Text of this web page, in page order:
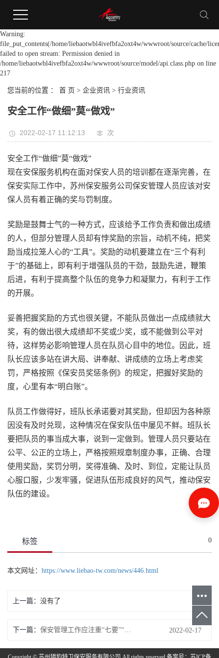
Warning:
file_put_contents(/home/liebaotwbl4ivefbfa2oxt4w/wwwroot/source/cache/
failed to open stream: Permission denied in
/home/liebaotwbl4ivefbfa2oxt4w/wwwroot/source/model/api.class.php on line
217
您当前的位置 ： 首 页 > 企业资讯 > 行业资讯
安全工作“做细”莫“做戏”
2022-02-17 11:12:13 次
安全工作“做细”莫“做戏”
现在安保服务机构在面对保安人员的培训都在逐渐完善，在
保安实际工作中，苏州保安服务公司保安管理人员应该对安
保人员有着正确的奖与罚制度。
奖励是鼓舞士气的一种方式，应该给予工作负责和做出成绩
的人，但部分管理人员却有悖奖励的宗旨，动机不纯，把奖
励当成拉笼人心的“工具”。奖励的动机要建立在“三个有利
于”的基础上，即有利于增强队员的干劲，鼓励先进，鞭策
后进，有利于提高整个队伍的竞争力和凝聚力，有利于工作
的开展。
妥善把握奖励的方式也很关键，不能队员做出一点成绩就大
奖，有的做出很大成绩却不奖或少奖，或不能做到公平对
待，这样势必影响管理人员在队员心目中的地位。因此，班
队长应该多站在讲大局、讲奉献、讲成绩的立场上考虑奖
罚，严格按照《保安员奖惩条例》的规定，把握好奖励的
度，心里有本“明白账”。
队员工作做得好，班队长承诺要对其奖励，但却因为各种原
因没有及时兑现，这种情况在保安队伍中屡见不鲜。班队长
要把队员的事当成大事，说到一定做到。管理人员只要站在
公平、公正的立场上，严格按照规章制度办事，正确、合理
使用奖励，奖罚分明，奖得准确、及时、到位，定能让队员
心服口服，少发牢骚，促进队伍形成良好的风气，推动保安
队伍的建设。
标签 0
本文网址： https://www.liebao-tw.com/news/446.html
上一篇： 没有了
下一篇： 保安管理工作应注重“七要”“七忌” 2022-02-17